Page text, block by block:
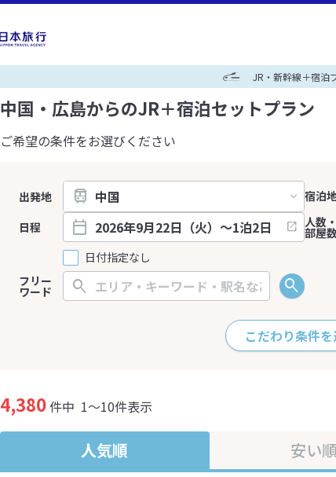
JR・新幹線＋宿泊
中国・広島からのJR＋宿泊セットプラン
ご希望の条件をお選びください
出発地
宿泊
日程
日付指定なし
人数・
部屋
フリー
ワード
こだわり条件
4,380件中 1～10件表示
人気順 安い